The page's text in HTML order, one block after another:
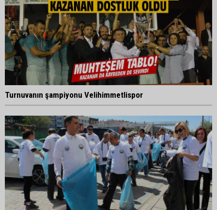
Turnuvanın şampiyonu Velihimmetlispor